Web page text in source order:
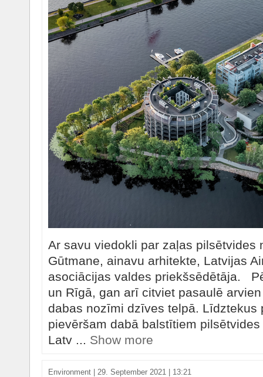
Ar savu viedokli par zaļas pilsētvides
Gūtmane, ainavu arhitekte, Latvijas
asociācijas valdes priekšsēdētāja.
un Rīgā, gan arī citviet pasaulē
dabas nozīmi dzīves telpā. Līdztekus
pievēršam dabā balstītiem
Latv ... Show more
Environment 29. September 2021 | 13:21